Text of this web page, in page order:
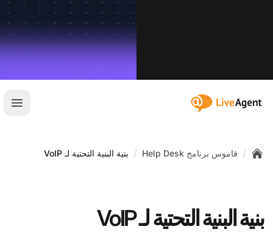
:site.title
فتح
/ قاموس برنامج Help Desk / بنية البنية التحتية لـ VoIP
بنية البنية التحتية لـ VoIP